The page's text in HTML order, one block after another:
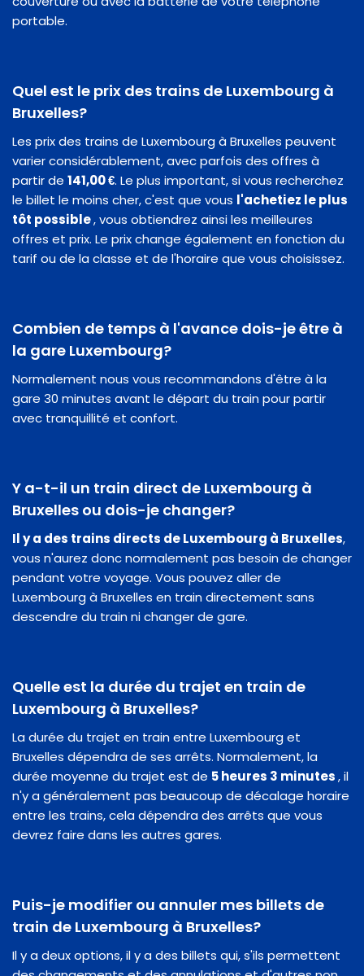
portable.
Quel est le prix des trains de Luxembourg à
Bruxelles?
Les prix des trains de Luxembourg à Bruxelles peuvent
varier considérablement, avec parfois des offres à
partir de 141,00 €. Le plus important, si vous recherchez
le billet le moins cher, c'est que vous l'achetiez le plus
tôt possible, vous obtiendrez ainsi les meilleures
offres et prix. Le prix change également en fonction du
tarif ou de la classe et de l'horaire que vous choisissez.
Combien de temps à l'avance dois-je être à
la gare Luxembourg?
Normalement nous vous recommandons d'être à la
gare 30 minutes avant le départ du train pour partir
avec tranquillité et confort.
Y a-t-il un train direct de Luxembourg à
Bruxelles ou dois-je changer?
Il y a des trains directs de Luxembourg à Bruxelles,
vous n'aurez donc normalement pas besoin de changer
pendant votre voyage. Vous pouvez aller de
Luxembourg à Bruxelles en train directement sans
descendre du train ni changer de gare.
Quelle est la durée du trajet en train de
Luxembourg à Bruxelles?
La durée du trajet en train entre Luxembourg et
Bruxelles dépendra de ses arrêts. Normalement, la
durée moyenne du trajet est de 5 heures 3 minutes, il
n'y a généralement pas beaucoup de décalage horaire
entre les trains, cela dépendra des arrêts que vous
devrez faire dans les autres gares.
Puis-je modifier ou annuler mes billets de
train de Luxembourg à Bruxelles?
Il y a deux options, il y a des billets qui, s'ils permettent